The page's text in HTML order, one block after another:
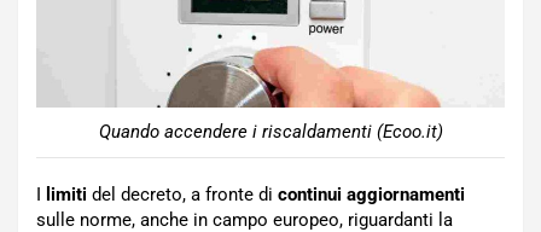
Quando accendere i riscaldamenti (Ecoo.it)
limiti del decreto, a fronte di continui aggiornamenti
sulle norme, anche in campo europeo, riguardanti la